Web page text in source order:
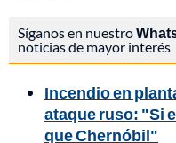
Síganos en nuestro
noticias de mayor interés
Incendio en
ataque ruso: "Si
que Chernóbil"